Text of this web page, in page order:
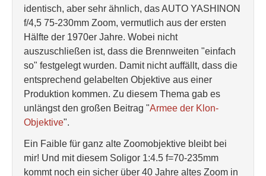
identisch, aber sehr ähnlich, das AUTO YASHINON
f/4,5 75-230mm Zoom, vermutlich aus der ersten
Hälfte der 1970er Jahre. Wobei nicht
auszuschließen ist, dass die Brennweiten "einfach
so" festgelegt wurden. Damit nicht auffällt, dass die
entsprechend gelabelten Objektive aus einer
Produktion kommen. Zu diesem Thema gab es
unlängst den großen Beitrag "Armee der Klon-
Objektive".
Ein Faible für ganz alte Zoomobjektive bleibt bei
mir! Und mit diesem Soligor 1:4.5 f=70-235mm
kommt noch ein sicher über 40 Jahre altes Zoom in